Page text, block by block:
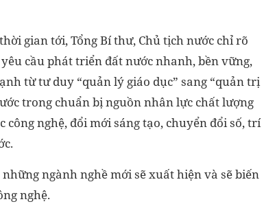
gian tới, Tổng Bí thư, Chủ tịch nước chỉ rõ
cầu phát triển đất nước nhanh, bền vững,
từ tư duy “quản lý giáo dục” sang “quản trị
trong chuẩn bị nguồn nhân lực chất lượng
nghệ, đổi mới sáng tạo, chuyển đổi số, trí
ngành nghề mới sẽ xuất hiện và sẽ biến
nghệ.